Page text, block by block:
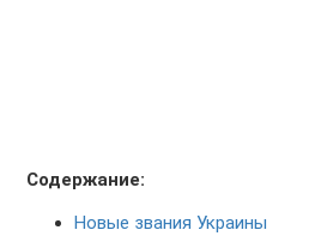
Содержание:
Новые звания Украины